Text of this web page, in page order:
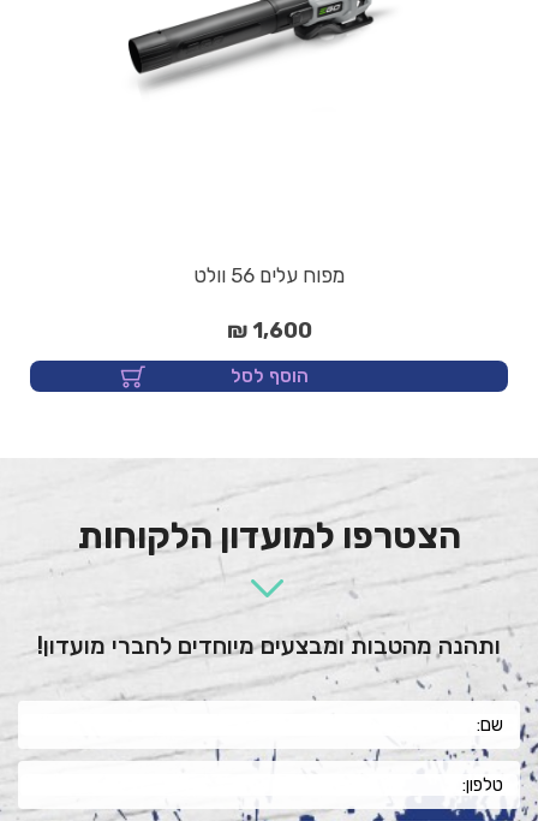
מפוח עלים 56 וולט
1,600 ₪
הוסף לסל
הצטרפו למועדון הלקוחות
ותהנה מהטבות ומבצעים מיוחדים לחברי מועדון!